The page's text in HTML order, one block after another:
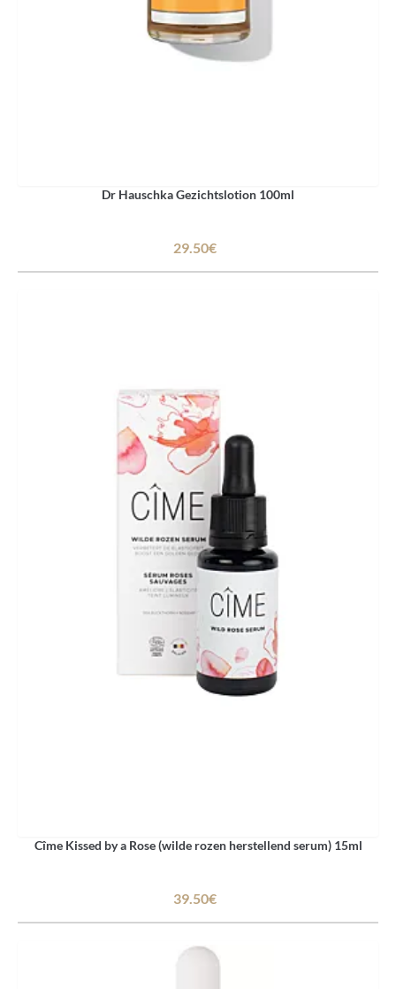
Dr Hauschka Gezichtslotion 100ml
29.50€
Cîme Kissed by a Rose (wilde rozen herstellend serum) 15ml
39.50€